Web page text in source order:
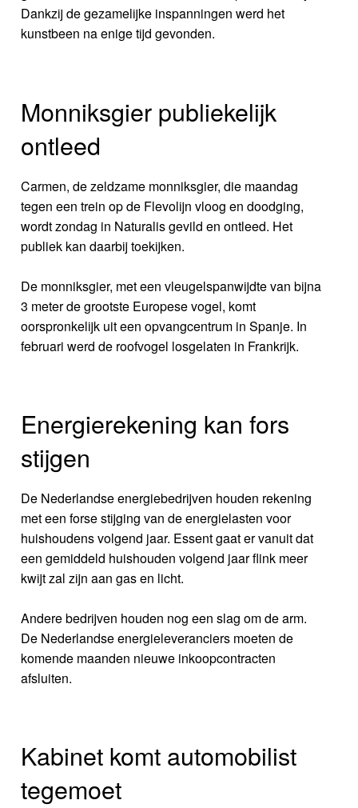
Dankzij de gezamelijke inspanningen werd het
kunstbeen na enige tijd gevonden.
Monniksgier publiekelijk
ontleed
Carmen, de zeldzame monniksgier, die maandag
tegen een trein op de Flevolijn vloog en doodging,
wordt zondag in Naturalis gevild en ontleed. Het
publiek kan daarbij toekijken.
De monniksgier, met een vleugelspanwijdte van bijna
3 meter de grootste Europese vogel, komt
oorspronkelijk uit een opvangcentrum in Spanje. In
februari werd de roofvogel losgelaten in Frankrijk.
Energierekening kan fors
stijgen
De Nederlandse energiebedrijven houden rekening
met een forse stijging van de energielasten voor
huishoudens volgend jaar. Essent gaat er vanuit dat
een gemiddeld huishouden volgend jaar flink meer
kwijt zal zijn aan gas en licht.
Andere bedrijven houden nog een slag om de arm.
De Nederlandse energieleveranciers moeten de
komende maanden nieuwe inkoopcontracten
afsluiten.
Kabinet komt automobilist
tegemoet